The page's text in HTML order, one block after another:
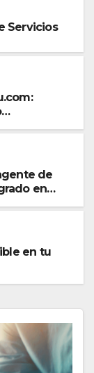
Servicios
de
en
en tu